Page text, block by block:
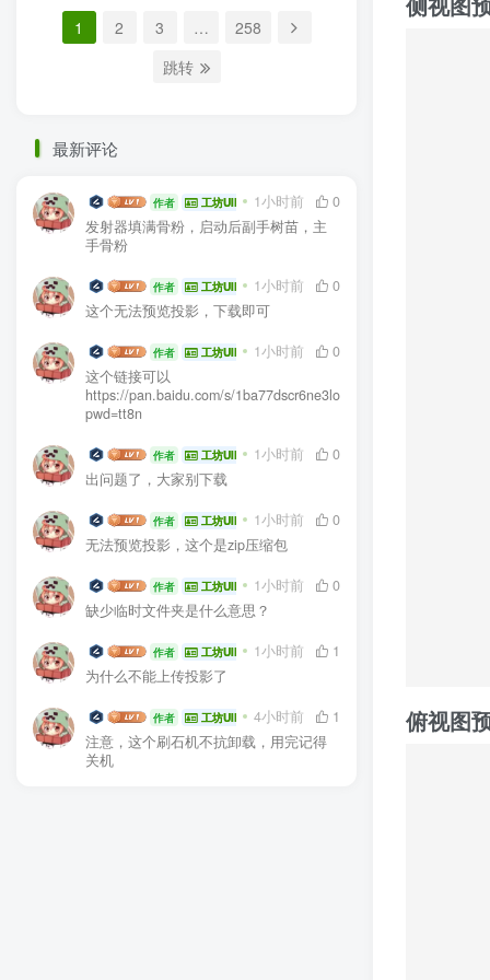
1 2 3 …
258
跳转
最新评论
生电大佬 作者 工坊UID:104936
1小时前
0
发射器填满骨粉，启动后副手树苗，主
手骨粉
生电大佬 作者 工坊UID:104936
1小时前
0
这个无法预览投影，下载即可
生电大佬 作者 工坊UID:104936
1小时前
0
这个链接可以
https://pan.baidu.com/s/1ba77dscr6ne3lo03e1GGEA?
pwd=tt8n
生电大佬 作者 工坊UID:104936
1小时前
0
出问题了，大家别下载
生电大佬 作者 工坊UID:104936
1小时前
0
无法预览投影，这个是zip压缩包
生电大佬 作者 工坊UID:104936
1小时前
0
缺少临时文件夹是什么意思？
生电大佬 作者 工坊UID:104936
1小时前
1
为什么不能上传投影了
生电大佬 作者 工坊UID:104936
4小时前
1
注意，这个刷石机不抗卸载，用完记得
关机
俯视图